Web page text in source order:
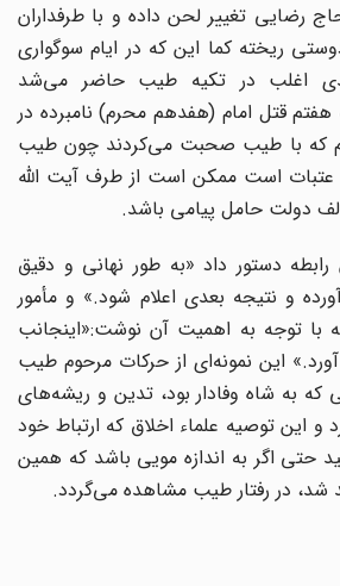
تغییر لحن داده و با طرفداران
ریخته کما این که در ایام سوگوارى
اغلب در تکیه طیب حاضر مى‌شد
قتل امام (هفدهم محرم) نامبرده در
که با طیب صحبت مى‌کردند چون طیب
است ممکن است از طرف آیت اللّه‌
دولت حامل پیامى باشد.
دستور داد «به طور نهانى و دقیق
و نتیجه بعدى اعلام شود.» و مأمور
با توجه به اهمیت آن نوشت:«اینجانب
این نمونه‌اى از حرکات مرحوم طیب
به شاه وفادار بود، تدین و ریشه‌هاى
و این توصیه علماء اخلاق که ارتباط خود
حتى اگر به اندازه مویى باشد که همین
در رفتار طیب مشاهده مى‌گردد.